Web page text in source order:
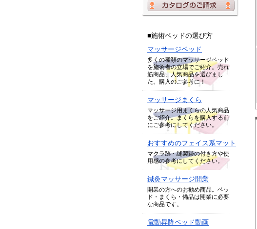
■施術ベッドの選び方
マッサージベッド
多くの種類のマッサージベッド
を施術者の立場でご紹介。売れ
筋商品、人気商品を選びまし
た。購入のご参考に！
マッサージまくら
マッサージ用まくらの人気商品
をご紹介。まくらを購入する前
にご参考にしてください。
おすすめのフェイス系マット
マクラ跡・縫製跡の付き方や使
用感の参考にしてください。
鍼灸マッサージ開業
開業の方へのお勧め商品。ベッ
ド・まくら・備品は開業に必要
な商品です。
電動昇降ベッド動画